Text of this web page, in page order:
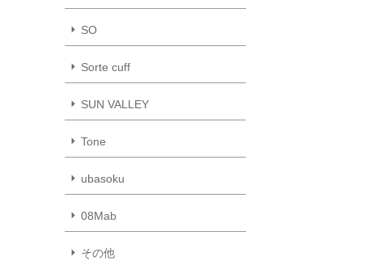
SO
Sorte cuff
SUN VALLEY
Tone
ubasoku
08Mab
その他